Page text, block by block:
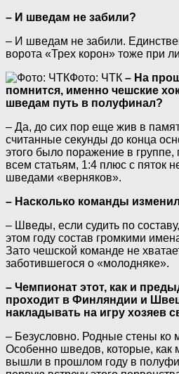
– И шведам не забили?
– И шведам не забили.
ворота «Трех корон» тоже при
Фото: ЧТК – На
помнится, именно чешские
шведам путь в полуфинал?
– Да, до сих пор еще жив в
считанные секунды до конца
этого было поражение в
всем статьям, 1:4 плюс с пяток
шведами «верняков».
– Насколько команды
– Шведы, если судить по
этом году состав громкими
Зато чешской команде не
заботившегося о «молодняке».
– Чемпионат этот, как и
проходит в Финляндии и
накладывать на игру хозяев
– Безусловно. Родные стены ко
Особенно шведов, которые,
вышли в прошлом году в